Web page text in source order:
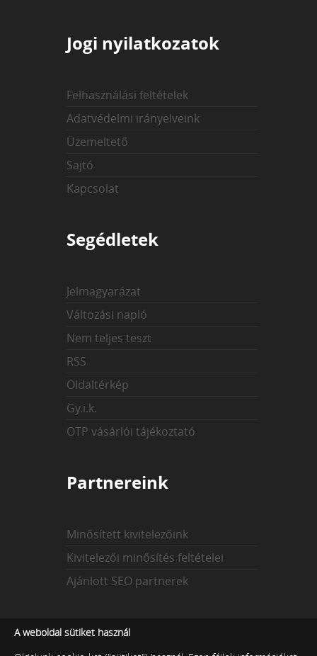
Jogi nyilatkozatok
Felhasználási feltételek
Adatvédelmi irányelveink
Üzemeltető
Sajtó
Kapcsolat
Segédletek
Jelmagyarázat
Változási napló
Nem teljes teszt
RSS
Oldaltérkép
Gy.i.k.
OTP vásárlói tájékoztató
Partnereink
Minősített kivitelezőink
Kivitelezői minősítés feltételei
Ajánlott SEO partnerek
Az indexekről
A weboldal sütiket használ